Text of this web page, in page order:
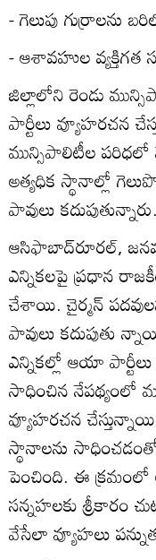
- గెలుపు గుర్రాలను
- ఆశావహుల
జిల్లాలోని రెండు
పార్టీలు వ్యూహరచన
మున్సిపాలిటీల పరిధలో
అత్యధిక స్థానాల్లో
పావులు కదుపుతున్నారు.
ఆసిఫాబాద్‌రూరల్‌,
ఎన్నికలపై ప్రధాన
చేశాయి. చైర్మన్‌
పావులు కదుపుతు
ఎన్నికల్లో ఆయా
సాధించిన నేపథ్యంలో
వ్యూహరచన
స్థానాలను
పెంచింది. ఈ
సన్నహలకు శ్రీకారం
వేసేలా వ్యూహలు